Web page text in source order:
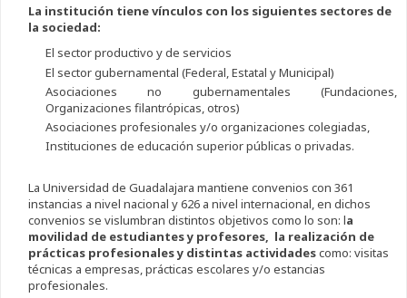
La institución tiene vínculos con los siguientes sectores de
la sociedad:
El sector productivo y de servicios
El sector gubernamental (Federal, Estatal y Municipal)
Asociaciones no gubernamentales (Fundaciones,
Organizaciones filantrópicas, otros)
Asociaciones profesionales y/o organizaciones colegiadas,
Instituciones de educación superior públicas o privadas.
La Universidad de Guadalajara mantiene convenios con 361
instancias a nivel nacional y 626 a nivel internacional, en dichos
convenios se vislumbran distintos objetivos como lo son: la
movilidad de estudiantes y profesores, la realización de
prácticas profesionales y distintas actividadescomo: visitas
técnicas a empresas, prácticas escolares y/o estancias
profesionales.